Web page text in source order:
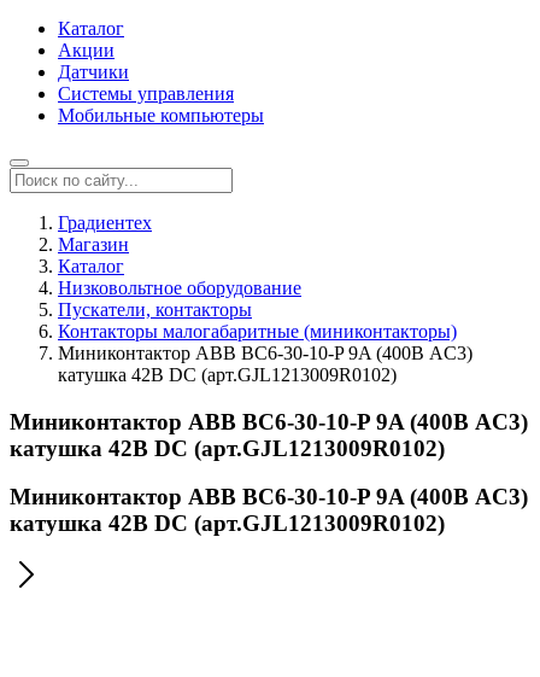
Каталог
Акции
Датчики
Системы управления
Мобильные компьютеры
Градиентех
Магазин
Каталог
Низковольтное оборудование
Пускатели, контакторы
Контакторы малогабаритные (миниконтакторы)
Миниконтактор ABB ВС6-30-10-P 9A (400В AC3)
катушка 42В DС (арт.GJL1213009R0102)
Миниконтактор ABB ВС6-30-10-P 9A (400В AC3)
катушка 42В DС (арт.GJL1213009R0102)
Миниконтактор ABB ВС6-30-10-P 9A (400В AC3)
катушка 42В DС (арт.GJL1213009R0102)